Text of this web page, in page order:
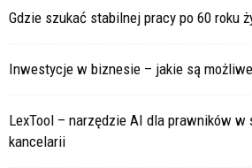
Gdzie szukać stabilnej pracy po 60 roku
Inwestycje w biznesie – jakie są
LexTool – narzędzie AI dla prawników
kancelarii